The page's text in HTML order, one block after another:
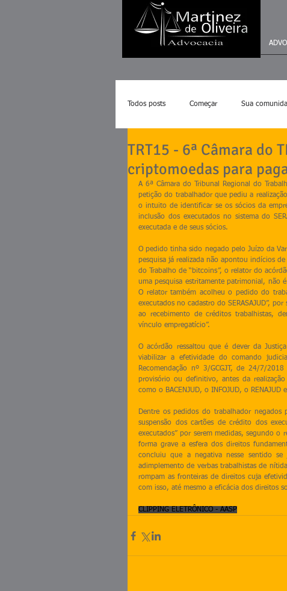
Todos posts Começar Sua
TRT15 - 6ª Câmara do
criptomoedas para
A 6ª Câmara do Tribunal Regional do
petição do trabalhador que pediu a
o intuito de identificar se os sócios da
inclusão dos executados no sistema do
executada e de seus sócios.
O pedido tinha sido negado pelo Juízo da
pesquisa já realizada não apontou indícios
do Trabalho de “bitcoins”, o relator do
uma pesquisa estritamente patrimonial, não
O relator também acolheu o pedido do
executados no cadastro do SERASAJUD”,
ao recebimento de créditos trabalhistas,
vínculo empregatício”.
O acórdão ressaltou que é dever da
viabilizar a efetividade do comando
Recomendação nº 3/GCGJT, de 24/7/
provisório ou definitivo, antes da
como o BACENJUD, o INFOJUD, o
Dentre os pedidos do trabalhador negados
suspensão dos cartões de crédito dos
executados” por serem medidas, segundo o
forma grave a esfera dos direitos
concluiu que a negativa nesse sentido
adimplemento de verbas trabalhistas de
rompam as fronteiras de direitos cuja
com isso, até mesmo a eficácia dos direitos
CLIPPING ELETRÔNICO - AASP